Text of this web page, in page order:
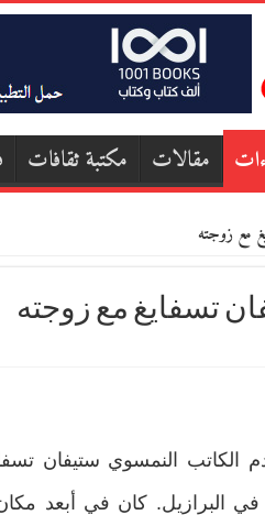
مقالات مكتبة ثقافات
مع زوجته
تسفايغ مع زوجته
(فبراير) 1942، أقدم الكاتب النمسوي
في البرازيل. كان في أبعد